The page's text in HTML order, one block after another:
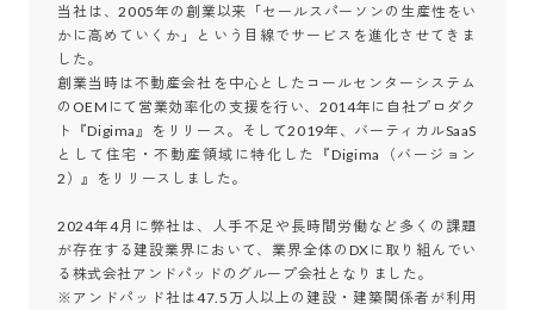
当社は、2005年の創業以来「セールスパーソンの生産性をい
かに高めていくか」という目線でサービスを進化させてきま
した。
創業当時は不動産会社を中心としたコールセンターシステム
のOEMにて営業効率化の支援を行い、2014年に自社プロダク
ト『Digima』をリリース。そして2019年、バーティカルSaaS
として住宅・不動産領域に特化した『Digima（バージョン
2）』をリリースしました。
2024年4月に弊社は、人手不足や長時間労働など多くの課題
が存在する建設業界において、業界全体のDXに取り組んでい
る株式会社アンドパッドのグループ会社となりました。
※アンドパッド社は47.5万人以上の建設・建築関係者が利用